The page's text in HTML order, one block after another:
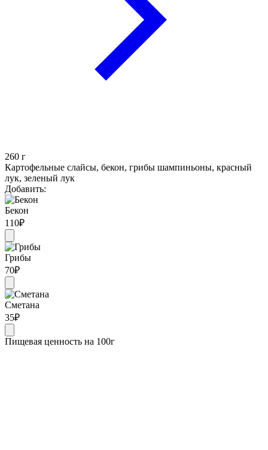
260 г
Картофельные слайсы, бекон, грибы шампиньоны, красный
лук, зеленый лук
Добавить:
Бекон
110₽
Грибы
70₽
Сметана
35₽
Пищевая ценность на 100г